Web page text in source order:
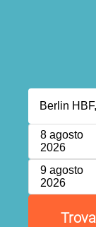
8 agosto
2026
9 agosto
2026